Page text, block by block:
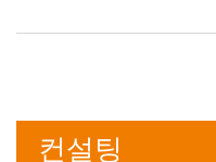
컨설팅